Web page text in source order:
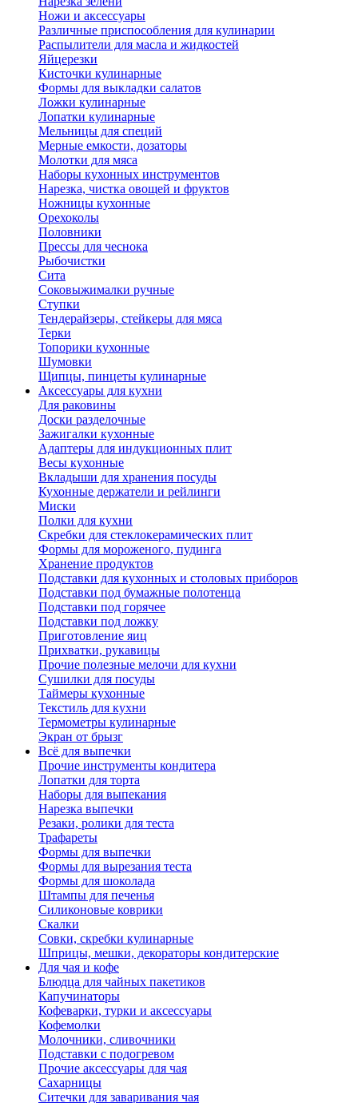
Ножи и аксессуары
Различные приспособления для кулинарии
Распылители для масла и жидкостей
Яйцерезки
Кисточки кулинарные
Формы для выкладки салатов
Ложки кулинарные
Лопатки кулинарные
Мельницы для специй
Мерные емкости, дозаторы
Молотки для мяса
Наборы кухонных инструментов
Нарезка, чистка овощей и фруктов
Ножницы кухонные
Орехоколы
Половники
Прессы для чеснока
Рыбочистки
Сита
Соковыжималки ручные
Ступки
Тендерайзеры, стейкеры для мяса
Терки
Топорики кухонные
Шумовки
Щипцы, пинцеты кулинарные
Аксессуары для кухни
Для раковины
Доски разделочные
Зажигалки кухонные
Адаптеры для индукционных плит
Весы кухонные
Вкладыши для хранения посуды
Кухонные держатели и рейлинги
Миски
Полки для кухни
Скребки для стеклокерамических плит
Формы для мороженого, пудинга
Хранение продуктов
Подставки для кухонных и столовых приборов
Подставки под бумажные полотенца
Подставки под горячее
Подставки под ложку
Приготовление яиц
Прихватки, рукавицы
Прочие полезные мелочи для кухни
Сушилки для посуды
Таймеры кухонные
Текстиль для кухни
Термометры кулинарные
Экран от брызг
Всё для выпечки
Прочие инструменты кондитера
Лопатки для торта
Наборы для выпекания
Нарезка выпечки
Резаки, ролики для теста
Трафареты
Формы для выпечки
Формы для вырезания теста
Формы для шоколада
Штампы для печенья
Силиконовые коврики
Скалки
Совки, скребки кулинарные
Шприцы, мешки, декораторы кондитерские
Для чая и кофе
Блюдца для чайных пакетиков
Капучинаторы
Кофеварки, турки и аксессуары
Кофемолки
Молочники, сливочники
Подставки с подогревом
Прочие аксессуары для чая
Сахарницы
Ситечки для заваривания чая